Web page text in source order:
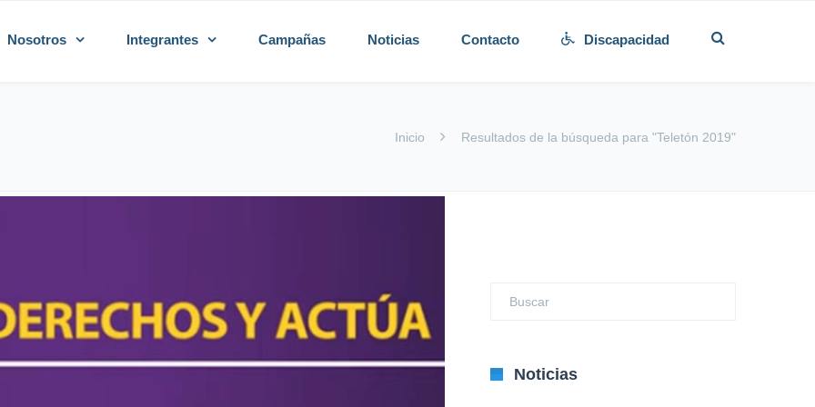
Nosotros Integrantes Campañas Noticias Contacto Discapacidad
Inicio Resultados de la búsqueda para "Teletón 2019"
Noticias